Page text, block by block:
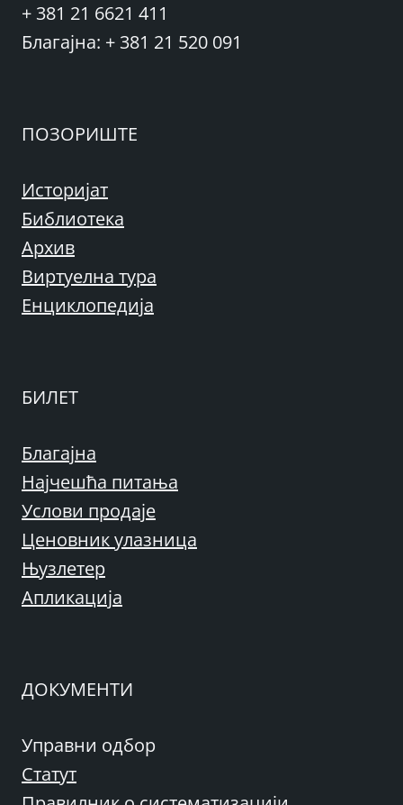
+ 381 21 6621 411
Благајна: + 381 21 520 091
ПОЗОРИШТЕ
Историјат
Библиотека
Архив
Виртуелна тура
Енциклопедија
БИЛЕТ
Благајна
Најчешћа питања
Услови продаје
Ценовник улазница
Њузлетер
Апликација
ДОКУМЕНТИ
Управни одбор
Статут